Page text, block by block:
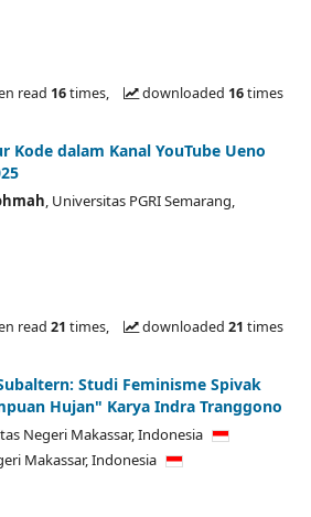
read 16times, downloaded 16times
Kode dalam Kanal YouTube Ueno
Universitas PGRI Semarang,
read 21 times, downloaded 21 times
Studi Feminisme Spivak
Hujan" Karya Indra Tranggono
Negeri Makassar,Indonesia
Makassar,Indonesia